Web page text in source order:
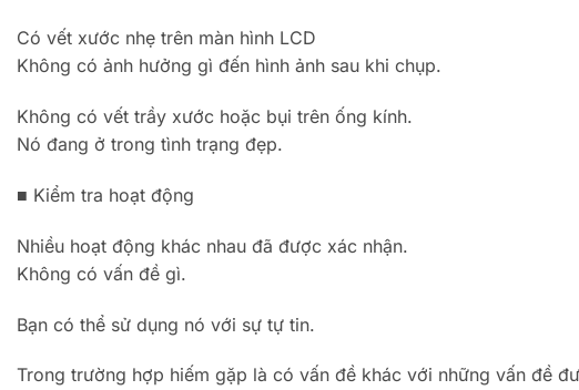
Có vết xước nhẹ trên màn hình LCD
Không có ảnh hưởng gì đến hình ảnh sau khi chụp.
Không có vết trầy xước hoặc bụi trên ống kính.
Nó đang ở trong tình trạng đẹp.
■ Kiểm tra hoạt động
Nhiều hoạt động khác nhau đã được xác nhận.
Không có vấn đề gì.
Bạn có thể sử dụng nó với sự tự tin.
Trong trường hợp hiếm gặp là có vấn đề khác với những vấn đề